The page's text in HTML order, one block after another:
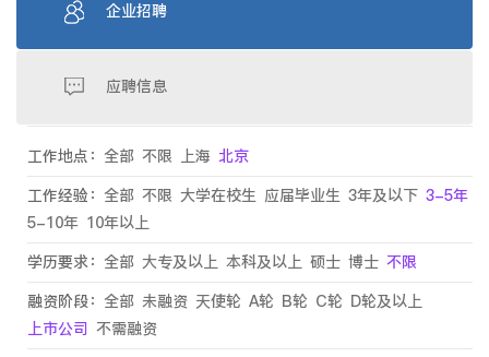
企业招聘
应聘信息
工作地点： 全部 不限 上海 北京
工作经验： 全部 不限 大学在校生 应届毕业生 3年及以下 3-5年
5-10年 10年以上
学历要求： 全部 大专及以上 本科及以上 硕士 博士 不限
融资阶段： 全部 未融资 天使轮 A轮 B轮 C轮 D轮及以上
上市公司 不需融资